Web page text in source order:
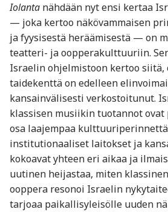
Iolanta nähdään nyt ensi kertaa
— joka kertoo näkövammaisen
ja fyysisestä heräämisestä — on
teatteri- ja oopperakulttuuriin.
Israelin ohjelmistoon kertoo siitä,
taidekenttä on edelleen
kansainvälisesti verkostoitunut.
klassisen musiikin tuotannot
osa laajempaa
institutionaaliset laitokset ja
kokoavat yhteen eri aikaa ja
uutinen heijastaa, miten
ooppera resonoi Israelin
tarjoaa paikallisyleisölle uuden